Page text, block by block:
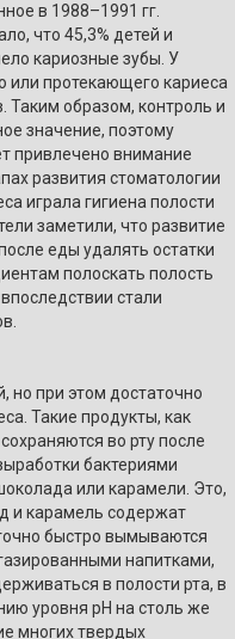
в 1988–1991 гг.
что 45,3% детей и
кариозные зубы. У
или протекающего кариеса
Таким образом, контроль и
значение, поэтому
привлечено внимание
развития стоматологии
играла гигиена полости
заметили, что развитие
еды удалять остатки
полоскать полость
стали
но при этом достаточно
Такие продукты, как
во рту после
бактериями
или карамели. Это,
и карамель содержат
быстро вымываются
напитками,
в полости рта, в
уровня рН на столь же
многих твердых